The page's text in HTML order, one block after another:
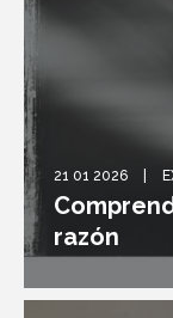
21 01 2026
razón